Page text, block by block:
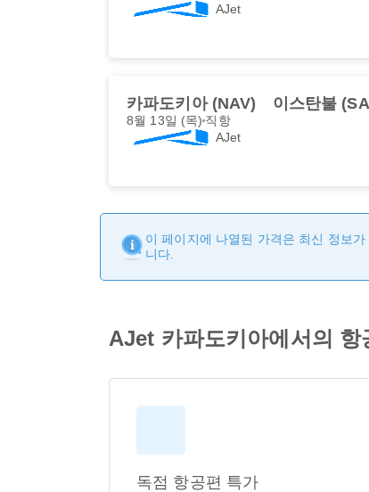
AJet
카파도키아 (NAV) 이스탄불
8월 13일 (목) 직항
AJet
이 페이지에 나열된 가격은 최신 정보
니다.
AJet 카파도키아에서의 항
독점 항공편 특가